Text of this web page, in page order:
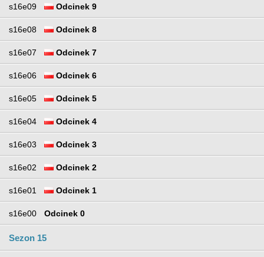
s16e09 Odcinek 9
s16e08 Odcinek 8
s16e07 Odcinek 7
s16e06 Odcinek 6
s16e05 Odcinek 5
s16e04 Odcinek 4
s16e03 Odcinek 3
s16e02 Odcinek 2
s16e01 Odcinek 1
s16e00 Odcinek 0
Sezon 15